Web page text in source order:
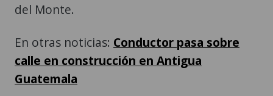
del Monte.
En otras noticias: Conductor pasa sobre
calle en construcción en Antigua
Guatemala